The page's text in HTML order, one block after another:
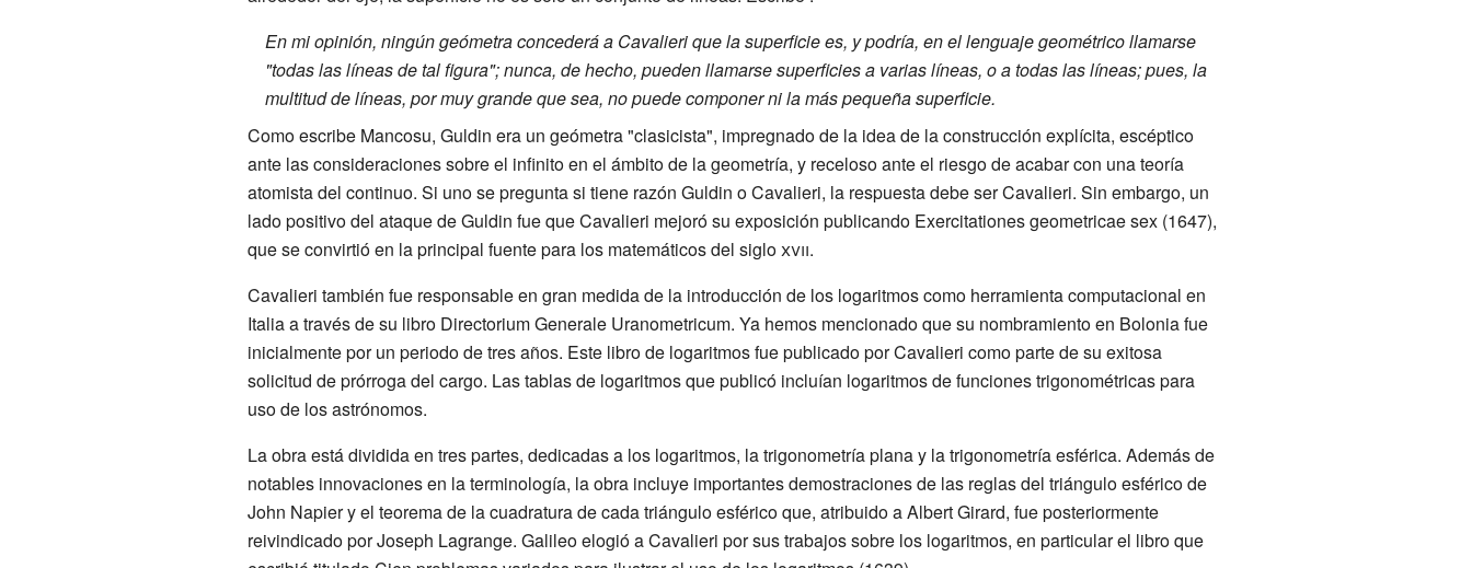
En mi opinión, ningún geómetra concederá a Cavalieri que la superficie es, y podría, en el lenguaje geométrico llamarse
"todas las líneas de tal figura"; nunca, de hecho, pueden llamarse superficies a varias líneas, o a todas las líneas; pues, la
multitud de líneas, por muy grande que sea, no puede componer ni la más pequeña superficie.
Como escribe Mancosu, Guldin era un geómetra "clasicista", impregnado de la idea de la construcción explícita, escéptico
ante las consideraciones sobre el infinito en el ámbito de la geometría, y receloso ante el riesgo de acabar con una teoría
atomista del continuo. Si uno se pregunta si tiene razón Guldin o Cavalieri, la respuesta debe ser Cavalieri. Sin embargo, un
lado positivo del ataque de Guldin fue que Cavalieri mejoró su exposición publicando Exercitationes geometricae sex (1647),
que se convirtió en la principal fuente para los matemáticos del sigloxvii.
Cavalieri también fue responsable en gran medida de la introducción de los logaritmos como herramienta computacional en
Italia a través de su libro Directorium Generale Uranometricum. Ya hemos mencionado que su nombramiento en Bolonia fue
inicialmente por un periodo de tres años. Este libro de logaritmos fue publicado por Cavalieri como parte de su exitosa
solicitud de prórroga del cargo. Las tablas de logaritmos que publicó incluían logaritmos de funciones trigonométricas para
uso de los astrónomos.
La obra está dividida en tres partes, dedicadas a los logaritmos, la trigonometría plana y la trigonometría esférica. Además de
notables innovaciones en la terminología, la obra incluye importantes demostraciones de las reglas del triángulo esférico de
John Napier y el teorema de la cuadratura de cada triángulo esférico que, atribuido a Albert Girard, fue posteriormente
reivindicado por Joseph Lagrange. Galileo elogió a Cavalieri por sus trabajos sobre los logaritmos, en particular el libro que